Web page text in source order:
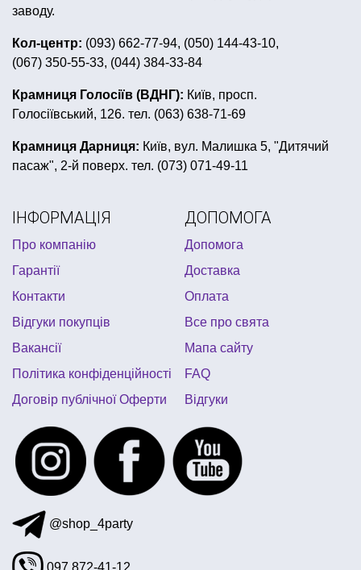
піратська вечірка одноразовий посуд
павутина на хелловін купити сувенір на 8 березня
столові прибори купити
вечірка париж все для свята
магазин подарунків та приколів київ
купити все для першого дня народження
спрей для декора
світлодіод в кульки купити
помпон паперовий купити
перуки карнавальні
грим на хелловін
вітальні листівки купити
аксесуари до новорічних костюмів
заводу.
Кол-центр: (093) 662-77-94, (050) 144-43-10,
(067) 350-55-33, (044) 384-33-84
Крамниця Голосіїв (ВДНГ): Київ, просп.
Голосіївський, 126. тел. (063) 638-71-69
Крамниця Дарниця: Київ, вул. Малишка 5, "Дитячий
пасаж", 2-й поверх. тел. (073) 071-49-11
ІНФОРМАЦІЯ
Про компанію
Гарантії
Контакти
Відгуки покупців
Вакансії
Політика конфіденційності
Договір публічної Оферти
ДОПОМОГА
Допомога
Доставка
Оплата
Все про свята
Мапа сайту
FAQ
Відгуки
@shop_4party